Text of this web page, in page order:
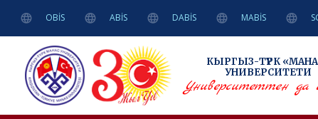
OBİS ABİS DABİS MABİS
КЫРГЫЗ-ТҮРК
УНИВЕРСИТЕТИ
Университеттен да